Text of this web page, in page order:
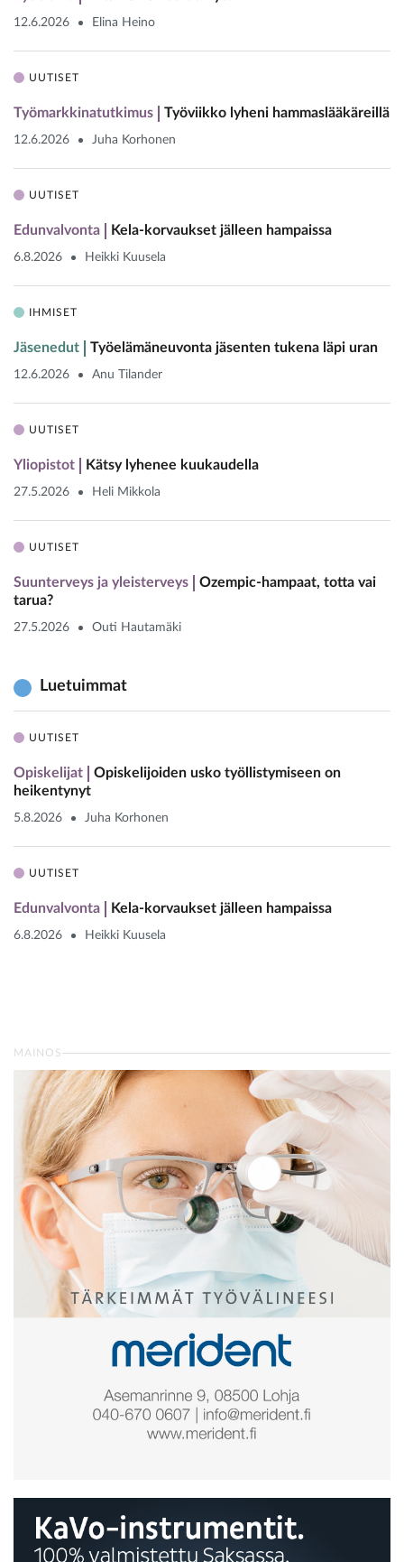
12.6.2026 Elina Heino
UUTISET
Työmarkkinatutkimus Työviikko lyheni hammaslääkäreillä
12.6.2026 Juha Korhonen
UUTISET
Edunvalvonta Kela-korvaukset jälleen hampaissa
6.8.2026 Heikki Kuusela
IHMISET
Jäsenedut Työelämäneuvonta jäsenten tukena läpi uran
12.6.2026 Anu Tilander
UUTISET
Yliopistot Kätsy lyhenee kuukaudella
27.5.2026 Heli Mikkola
UUTISET
Suunterveys ja yleisterveys
Ozempic-hampaat, totta vai
tarua?
27.5.2026 Outi Hautamäki
Luetuimmat
UUTISET
Opiskelijat
Opiskelijoiden usko työllistymiseen on
heikentynyt
5.8.2026 Juha Korhonen
UUTISET
Edunvalvonta Kela-korvaukset jälleen hampaissa
6.8.2026 Heikki Kuusela
MAINOS